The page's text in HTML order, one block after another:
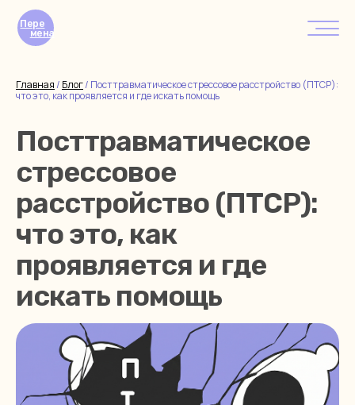
мена
Пере
Главная/ Блог/ Посттравматическое стрессовое расстройство (ПТСР):
что это, как проявляется и где искать помощь
Посттравматическое
стрессовое
расстройство (ПТСР):
что это, как
проявляется и где
искать помощь